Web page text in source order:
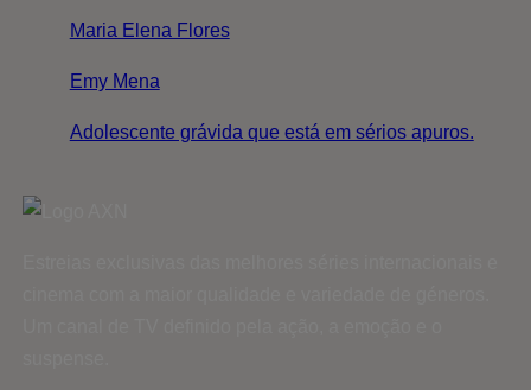
Maria Elena Flores
Emy Mena
Adolescente grávida que está em sérios apuros.